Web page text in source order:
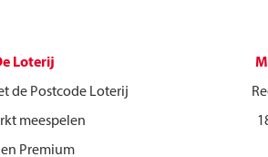
Loterij
de Postcode Loterij
meespelen
en Premium